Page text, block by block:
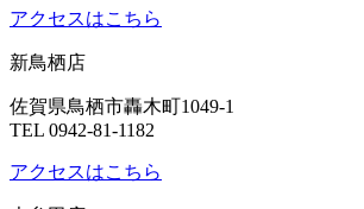
アクセスはこちら
新鳥栖店
佐賀県鳥栖市轟木町1049-1
TEL 0942-81-1182
アクセスはこちら